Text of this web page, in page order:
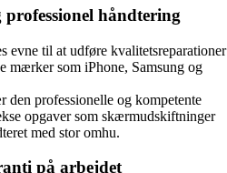
håndtering
evne til at udføre kvalitetsreparationer
mærker som iPhone, Samsung og
professionelle og kompetente
opgaver som skærmudskiftninger
med stor omhu.
på arbejdet